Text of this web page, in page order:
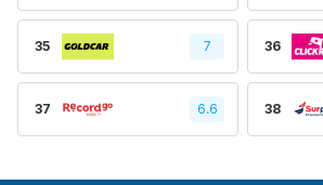
35 7 36
37 6.6 38